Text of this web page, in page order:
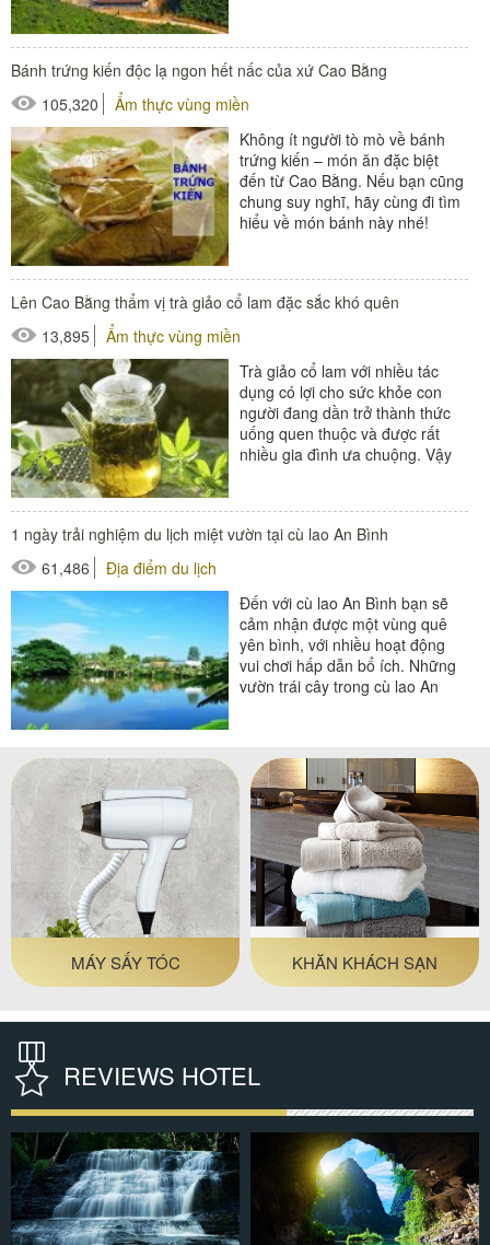
Bánh trứng kiến độc lạ ngon hết nấc của xứ Cao Bằng
105,320
Ẩm thực vùng miền
Không ít người tò mò về bánh
trứng kiến – món ăn đặc biệt
đến từ Cao Bằng. Nếu bạn cũng
chung suy nghĩ, hãy cùng đi tìm
hiểu về món bánh này nhé!
Lên Cao Bằng thẩm vị trà giảo cổ lam đặc sắc khó quên
13,895
Ẩm thực vùng miền
Trà giảo cổ lam với nhiều tác
dụng có lợi cho sức khỏe con
người đang dần trở thành thức
uống quen thuộc và được rất
nhiều gia đình ưa chuộng. Vậy
1 ngày trải nghiệm du lịch miệt vườn tại cù lao An Bình
61,486
Địa điểm du lịch
Đến với cù lao An Bình bạn sẽ
cảm nhận được một vùng quê
yên bình, với nhiều hoạt động
vui chơi hấp dẫn bổ ích. Những
vườn trái cây trong cù lao An
GIỎ ĐỰNG ĐỒ PHÒNG
TẮM
THẢM PHÒNG TẮM
REVIEWS HOTEL